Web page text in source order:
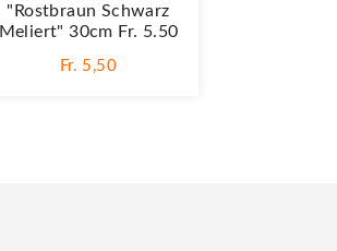
"Rostbraun Schwarz
Meliert" 30cm Fr. 5.50
Fr. 5,50